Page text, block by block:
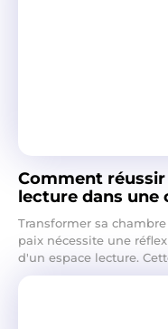
Comment réussir
lecture dans une
Transformer sa
paix nécessite une
d'un espace lecture.